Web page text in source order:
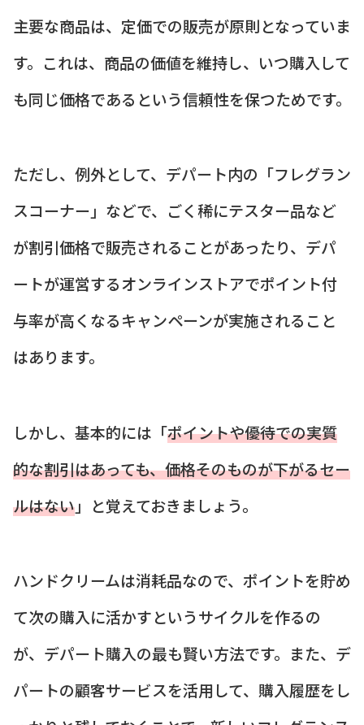
主要な商品は、定価での販売が原則となっていま
す。これは、商品の価値を維持し、いつ購入して
も同じ価格であるという信頼性を保つためです。
ただし、例外として、デパート内の「フレグラン
スコーナー」などで、ごく稀にテスター品など
が割引価格で販売されることがあったり、デパ
ートが運営するオンラインストアでポイント付
与率が高くなるキャンペーンが実施されること
はあります。
しかし、基本的には「ポイントや優待での実質
的な割引はあっても、価格そのものが下がるセー
ルはない」と覚えておきましょう。
ハンドクリームは消耗品なので、ポイントを貯め
て次の購入に活かすというサイクルを作るの
が、デパート購入の最も賢い方法です。また、デ
パートの顧客サービスを活用して、購入履歴をし